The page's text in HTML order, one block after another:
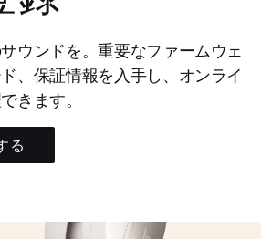
ウンドを。重要なファームウェ
、保証情報を入手し、オンライ
きます。
る